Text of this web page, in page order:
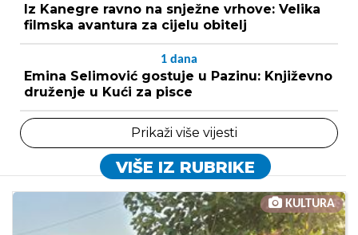
Iz Kanegre ravno na snježne vrhove: Velika
filmska avantura za cijelu obitelj
1 dana
Emina Selimović gostuje u Pazinu: Književno
druženje u Kući za pisce
Prikaži više vijesti
VIŠE IZ RUBRIKE
KULTURA